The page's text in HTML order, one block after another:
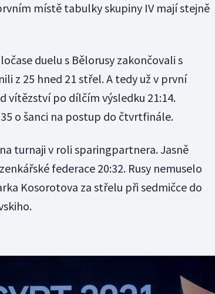
místě tabulky skupiny IV mají stejně
duelu s Bělorusy zakončovali s
z 25 hned 21 střel. A tedy už v první
po dílčím výsledku 21:14.
o šanci na postup do čtvrtfinále.
turnaji v roli sparingpartnera. Jasně
federace 20:32. Rusy nemuselo
Kosorotova za střelu při sedmičce do